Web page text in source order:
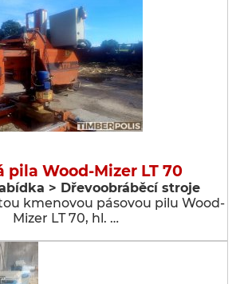
pila Wood-Mizer LT 70
> Dřevoobráběcí stroje
kmenovou pásovou pilu Wood-
Mizer LT 70, hl. …